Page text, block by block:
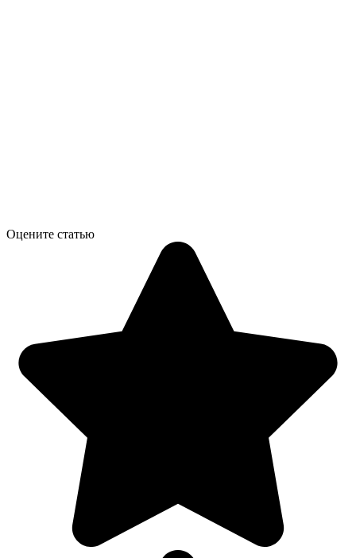
Оцените статью